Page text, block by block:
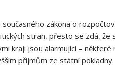
současného zákona ⁤o
stran, přesto se zdá, že
kraji⁢ jsou alarmující –
příjmům ze státní pokladny.